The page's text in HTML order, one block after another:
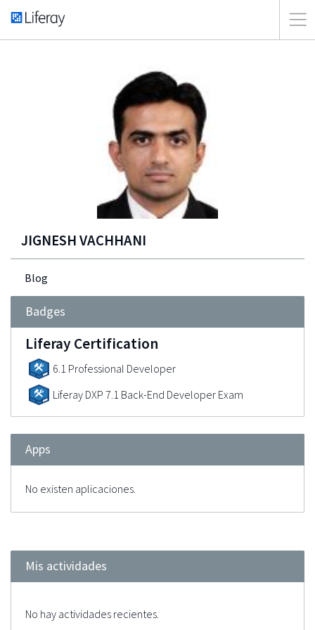
JIGNESH VACHHANI
Blog
Badges
Liferay Certification
6.1 Professional Developer
Liferay DXP 7.1 Back-End Developer Exam
Apps
No existen aplicaciones.
Mis actividades
No hay actividades recientes.